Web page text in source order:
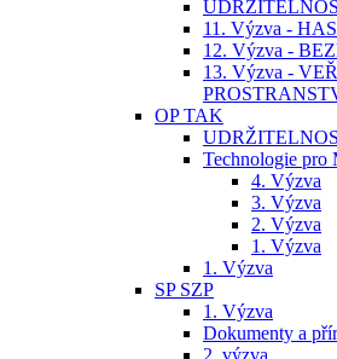
11. Výzva -
12. Výzva -
13. Výzva -
OP TAK
Technologie pro
4. Výzva
3. Výzva
2. Výzva
1. Výzva
1. Výzva
SP SZP
1. Výzva
Dokumenty a
2. výzva